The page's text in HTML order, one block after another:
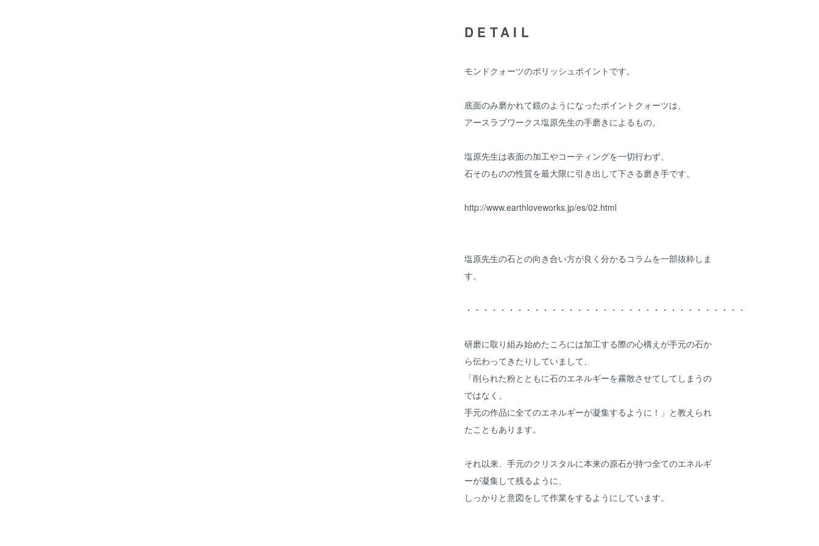
DETAIL
モンドクォーツのポリッシュポイントです。
底面のみ磨かれて鏡のようになったポイントクォーツは、
アースラブワークス塩原先生の手磨きによるもの。
塩原先生は表面の加工やコーティングを一切行わず、
石そのものの性質を最大限に引き出して下さる磨き手です。
http://www.earthloveworks.jp/es/02.html
塩原先生の石との向き合い方が良く分かるコラムを一部抜粋しま
す。
・・・・・・・・・・・・・・・・・・・・・・・・・・・・・・・・・
研磨に取り組み始めたころには加工する際の心構えが手元の石か
ら伝わってきたりしていまして、
「削られた粉とともに石のエネルギーを霧散させてしてしまうの
ではなく、
手元の作品に全てのエネルギーが凝集するように！」と教えられ
たこともあります。
それ以来、手元のクリスタルに本来の原石が持つ全てのエネルギ
ーが凝集して残るように、
しっかりと意図をして作業をするようにしています。